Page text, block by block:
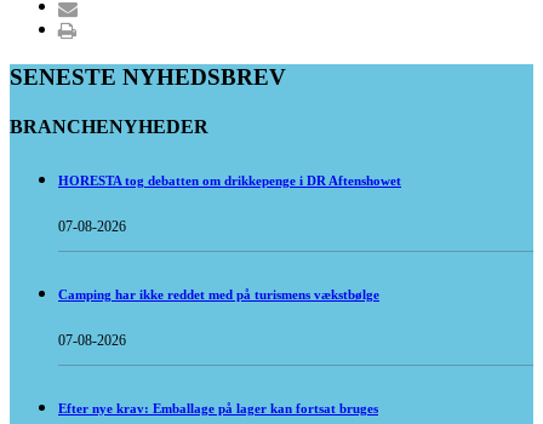
SENESTE NYHEDSBREV
BRANCHENYHEDER
HORESTA tog debatten om drikkepenge i DR Aftenshowet
07-08-2026
Camping har ikke reddet med på turismens vækstbølge
07-08-2026
Efter nye krav: Emballage på lager kan fortsat bruges